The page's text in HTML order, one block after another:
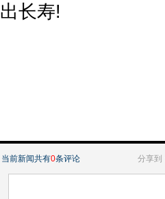
出长寿!
当前新闻共有0条评论 分享到